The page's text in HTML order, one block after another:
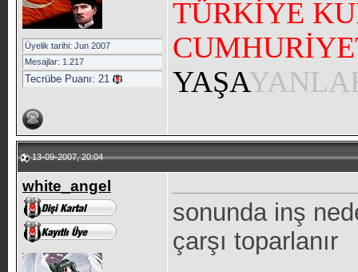
Üyelik tarihi: Jun 2007
Mesajlar: 1.217
Tecrübe Puanı: 21
TÜRKİYE
YAŞA
13-09-2007, 20:04
white_angel
sonunda inş
çarşı toparlanır